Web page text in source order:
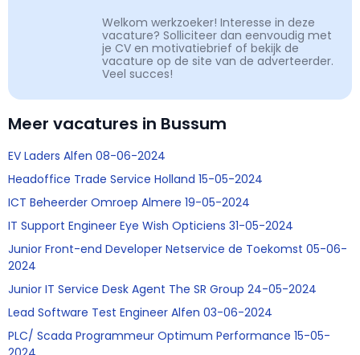
Welkom werkzoeker! Interesse in deze
vacature? Solliciteer dan eenvoudig met
je CV en motivatiebrief of bekijk de
vacature op de site van de adverteerder.
Veel succes!
Meer vacatures in Bussum
EV Laders Alfen 08-06-2024
Headoffice Trade Service Holland 15-05-2024
ICT Beheerder Omroep Almere 19-05-2024
IT Support Engineer Eye Wish Opticiens 31-05-2024
Junior Front-end Developer Netservice de Toekomst 05-06-
2024
Junior IT Service Desk Agent The SR Group 24-05-2024
Lead Software Test Engineer Alfen 03-06-2024
PLC/ Scada Programmeur Optimum Performance 15-05-